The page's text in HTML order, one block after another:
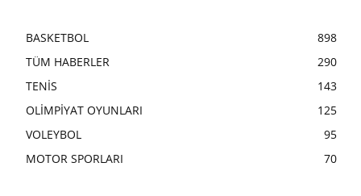
BASKETBOL
898
TÜM HABERLER
290
TENİS
143
OLİMPİYAT OYUNLARI
125
VOLEYBOL
95
MOTOR SPORLARI
70